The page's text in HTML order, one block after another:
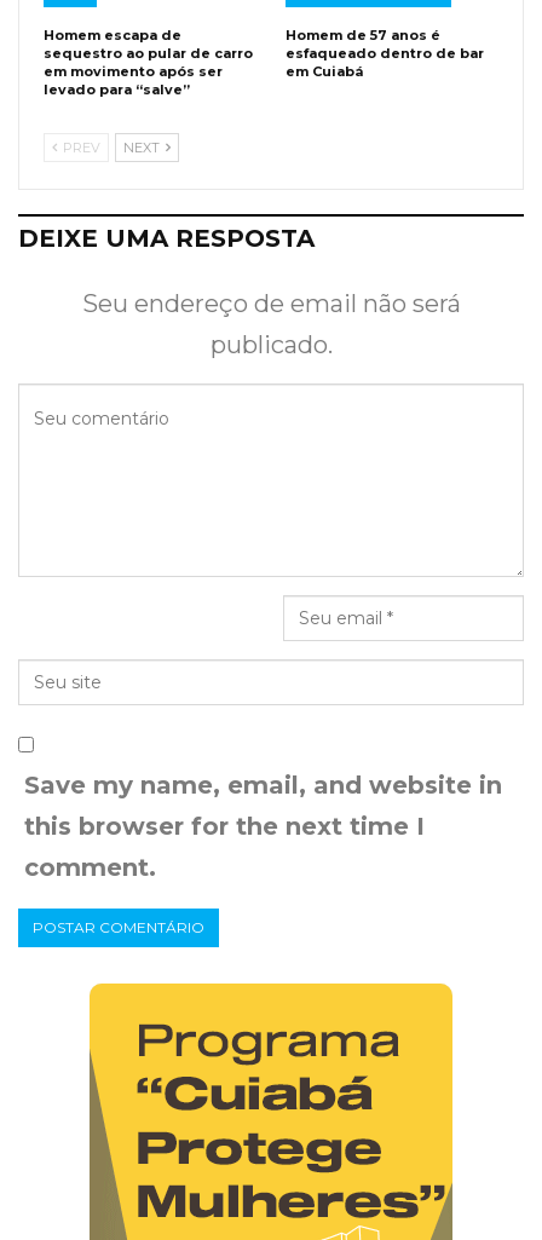
Homem escapa de
sequestro ao pular de carro
em movimento após ser
levado para “salve”
Homem de 57 anos é
esfaqueado dentro de bar
em Cuiabá
PREV NEXT
DEIXE UMA RESPOSTA
Seu endereço de email não será
publicado.
Save my name, email, and website in
this browser for the next time I
comment.